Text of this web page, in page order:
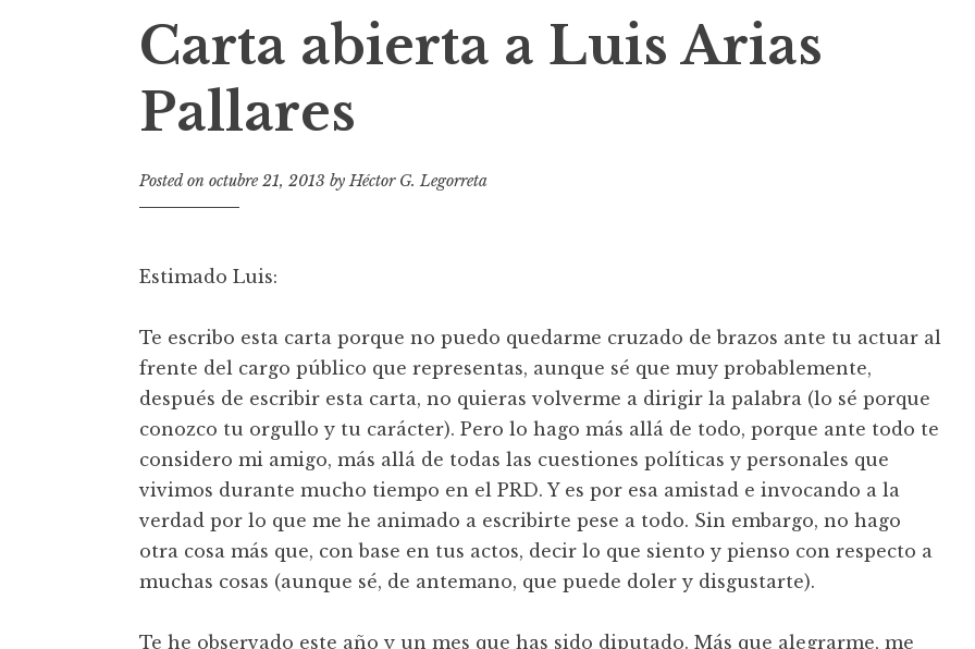
o
n
t
t
Carta abierta a Luis Arias
Pallares
Posted on octubre 21, 2013 byHéctor G. Legorreta
Estimado Luis:
Te escribo esta carta porque no puedo quedarme cruzado de brazos ante tu actuar al
frente del cargo público que representas, aunque sé que muy probablemente,
después de escribir esta carta, no quieras volverme a dirigir la palabra (lo sé porque
conozco tu orgullo y tu carácter). Pero lo hago más allá de todo, porque ante todo te
considero mi amigo, más allá de todas las cuestiones políticas y personales que
vivimos durante mucho tiempo en el PRD. Y es por esa amistad e invocando a la
verdad por lo que me he animado a escribirte pese a todo. Sin embargo, no hago
otra cosa más que, con base en tus actos, decir lo que siento y pienso con respecto a
muchas cosas (aunque sé, de antemano, que puede doler y disgustarte).
Te he observado este año y un mes que has sido diputado. Más que alegrarme, me